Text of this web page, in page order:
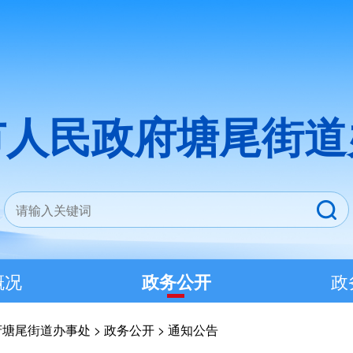
民政府塘尾街
况 政务公开 政
尾街道办事处 > 政务公开 > 通知公告